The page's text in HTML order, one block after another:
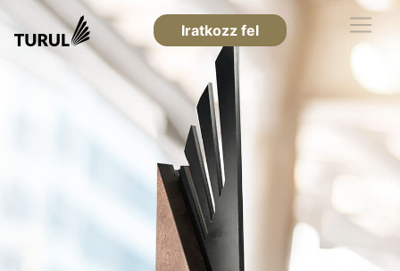
Iratkozz fel